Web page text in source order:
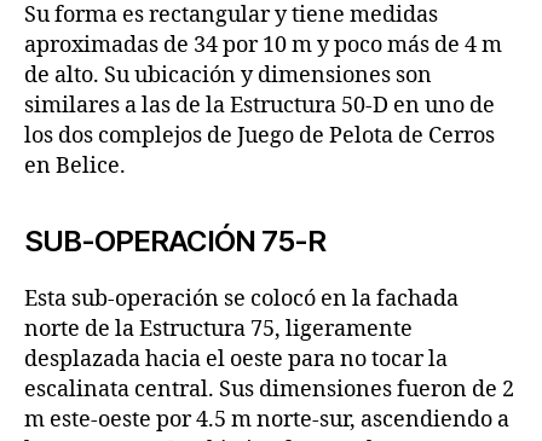
Su forma es rectangular y tiene medidas
aproximadas de 34 por 10 m y poco más de 4 m
de alto. Su ubicación y dimensiones son
similares a las de la Estructura 50-D en uno de
los dos complejos de Juego de Pelota de Cerros
en Belice.
SUB-OPERACIÓN 75-R
Esta sub-operación se colocó en la fachada
norte de la Estructura 75, ligeramente
desplazada hacia el oeste para no tocar la
escalinata central. Sus dimensiones fueron de 2
m este-oeste por 4.5 m norte-sur, ascendiendo a